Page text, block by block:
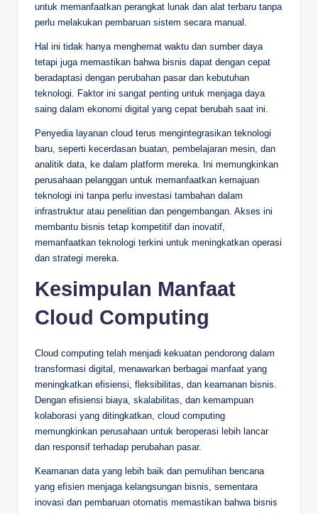
untuk memanfaatkan perangkat lunak dan alat terbaru tanpa
perlu melakukan pembaruan sistem secara manual.
Hal ini tidak hanya menghemat waktu dan sumber daya
tetapi juga memastikan bahwa bisnis dapat dengan cepat
beradaptasi dengan perubahan pasar dan kebutuhan
teknologi. Faktor ini sangat penting untuk menjaga daya
saing dalam ekonomi digital yang cepat berubah saat ini.
Penyedia layanan cloud terus mengintegrasikan teknologi
baru, seperti kecerdasan buatan, pembelajaran mesin, dan
analitik data, ke dalam platform mereka. Ini memungkinkan
perusahaan pelanggan untuk memanfaatkan kemajuan
teknologi ini tanpa perlu investasi tambahan dalam
infrastruktur atau penelitian dan pengembangan. Akses ini
membantu bisnis tetap kompetitif dan inovatif,
memanfaatkan teknologi terkini untuk meningkatkan operasi
dan strategi mereka.
Kesimpulan Manfaat
Cloud Computing
Cloud computing telah menjadi kekuatan pendorong dalam
transformasi digital, menawarkan berbagai manfaat yang
meningkatkan efisiensi, fleksibilitas, dan keamanan bisnis.
Dengan efisiensi biaya, skalabilitas, dan kemampuan
kolaborasi yang ditingkatkan, cloud computing
memungkinkan perusahaan untuk beroperasi lebih lancar
dan responsif terhadap perubahan pasar.
Keamanan data yang lebih baik dan pemulihan bencana
yang efisien menjaga kelangsungan bisnis, sementara
inovasi dan pembaruan otomatis memastikan bahwa bisnis